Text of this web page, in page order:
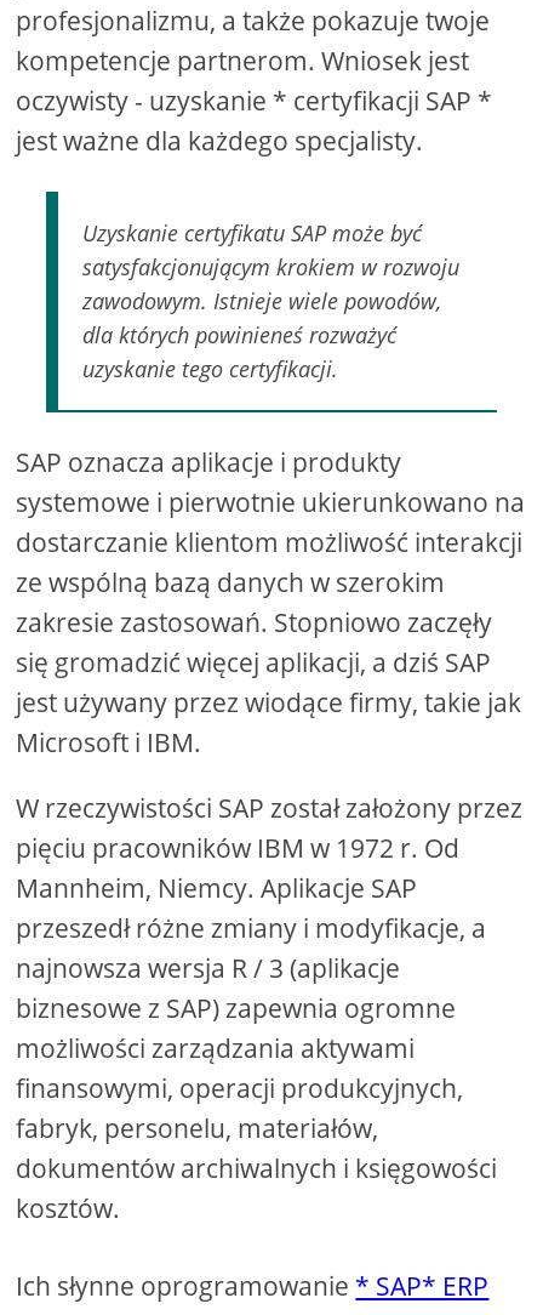
profesjonalizmu, a także pokazuje twoje
kompetencje partnerom. Wniosek jest
oczywisty - uzyskanie * certyfikacji SAP *
jest ważne dla każdego specjalisty.
Uzyskanie certyfikatu SAP może być
satysfakcjonującym krokiem w rozwoju
zawodowym. Istnieje wiele powodów,
dla których powinieneś rozważyć
uzyskanie tego certyfikacji.
SAP oznacza aplikacje i produkty
systemowe i pierwotnie ukierunkowano na
dostarczanie klientom możliwość interakcji
ze wspólną bazą danych w szerokim
zakresie zastosowań. Stopniowo zaczęły
się gromadzić więcej aplikacji, a dziś SAP
jest używany przez wiodące firmy, takie jak
Microsoft i IBM.
W rzeczywistości SAP został założony przez
pięciu pracowników IBM w 1972 r. Od
Mannheim, Niemcy. Aplikacje SAP
przeszedł różne zmiany i modyfikacje, a
najnowsza wersja R / 3 (aplikacje
biznesowe z SAP) zapewnia ogromne
możliwości zarządzania aktywami
finansowymi, operacji produkcyjnych,
fabryk, personelu, materiałów,
dokumentów archiwalnych i księgowości
kosztów.
Ich słynne oprogramowanie * SAP* ERP